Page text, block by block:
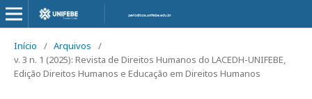
Início / Arquivos
/
v. 3 n. 1 (2025): Revista de Direitos Humanos do LACEDH-UNIFEBE,
Edição Direitos Humanos e Educação em Direitos Humanos